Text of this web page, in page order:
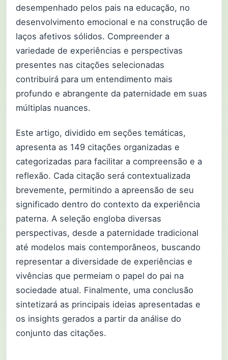
desempenhado pelos pais na educação, no
desenvolvimento emocional e na construção de
laços afetivos sólidos. Compreender a
variedade de experiências e perspectivas
presentes nas citações selecionadas
contribuirá para um entendimento mais
profundo e abrangente da paternidade em suas
múltiplas nuances.
Este artigo, dividido em seções temáticas,
apresenta as 149 citações organizadas e
categorizadas para facilitar a compreensão e a
reflexão. Cada citação será contextualizada
brevemente, permitindo a apreensão de seu
significado dentro do contexto da experiência
paterna. A seleção engloba diversas
perspectivas, desde a paternidade tradicional
até modelos mais contemporâneos, buscando
representar a diversidade de experiências e
vivências que permeiam o papel do pai na
sociedade atual. Finalmente, uma conclusão
sintetizará as principais ideias apresentadas e
os insights gerados a partir da análise do
conjunto das citações.